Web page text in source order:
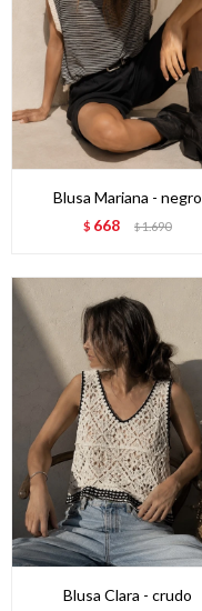
Blusa Mariana - negro
$ 668 $1.690
Blusa Clara - crudo